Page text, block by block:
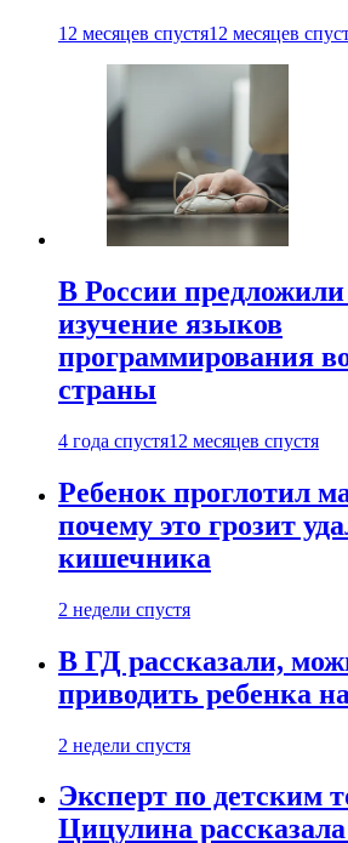
12 месяцев спустя12 месяцев
В России предложили
изучение языков
программирования
страны
4 года спустя12 месяцев спустя
Ребенок проглотил
почему это грозит
кишечника
2 недели спустя
В ГД рассказали,
приводить ребенка
2 недели спустя
Эксперт по детским
Цицулина